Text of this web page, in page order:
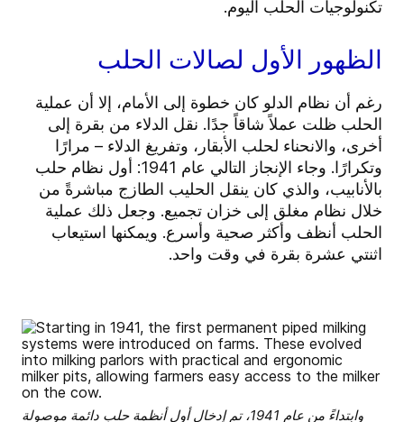
تكنولوجيات الحلب اليوم.
الظهور الأول لصالات الحلب
رغم أن نظام الدلو كان خطوة إلى الأمام، إلا أن عملية
الحلب ظلت عملاً شاقاً جدًا. نقل الدلاء من بقرة إلى
أخرى، والانحناء لحلب الأبقار، وتفريغ الدلاء – مرارًا
وتكرارًا. وجاء الإنجاز التالي عام 1941: أول نظام حلب
بالأنابيب، والذي كان ينقل الحليب الطازج مباشرةً من
خلال نظام مغلق إلى خزان تجميع. وجعل ذلك عملية
الحلب أنظف وأكثر صحية وأسرع. ويمكنها استيعاب
اثنتي عشرة بقرة في وقت واحد.
وابتداءً من عام 1941، تم إدخال أول أنظمة حلب دائمة موصولة